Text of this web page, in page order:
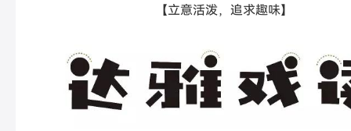
【立意活泼，追求趣味】